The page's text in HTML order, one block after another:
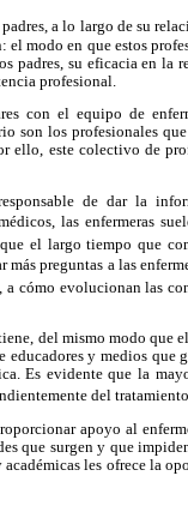
a lo largo de su
el modo en que estos
padres, su eficacia en la
profesional.
con el equipo de
son los profesionales
ello, este colectivo de
de dar la
las enfermeras
el largo tiempo que
más preguntas a las
cómo evolucionan las
del mismo modo que
y medios que
Es evidente que la
del
apoyo al
que surgen y que
les ofrece la